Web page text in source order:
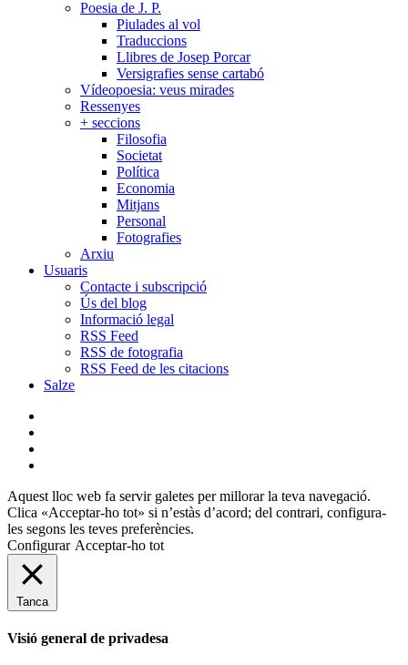
Poesia de J. P.
Piulades al vol
Traduccions
Llibres de Josep Porcar
Versigrafies sense cartabó
Vídeopoesia: veus mirades
Ressenyes
+ seccions
Filosofia
Societat
Política
Economia
Mitjans
Personal
Fotografies
Arxiu
Usuaris
Contacte i subscripció
Ús del blog
Informació legal
RSS Feed
RSS de fotografia
RSS Feed de les citacions
Salze
Aquest lloc web fa servir galetes per millorar la teva navegació.
Clica «Acceptar-ho tot» si n’estàs d’acord; del contrari, configura-
les segons les teves preferències.
Configurar Acceptar-ho tot
Tanca
Visió general de privadesa